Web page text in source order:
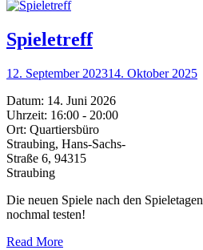
Spieletreff
12. September 202314. Oktober 2025
Datum: 14. Juni 2026
Uhrzeit: 16:00 - 20:00
Ort: Quartiersbüro
Straubing, Hans-Sachs-
Straße 6, 94315
Straubing
Die neuen Spiele nach den Spieletagen
nochmal testen!
Read More